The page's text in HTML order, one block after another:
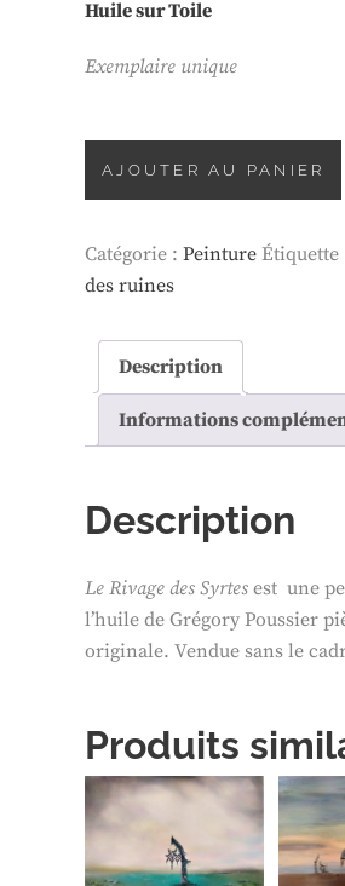
Huile sur Toile
Exemplaire unique
Rivage
des
AJOUTER AU PANIER
Catégorie : Peinture Étiquette
des ruines
Description
Informations
Description
Le Rivage des Syrtes est une
l’huile de Grégory Poussier
originale. Vendue sans le
Produits